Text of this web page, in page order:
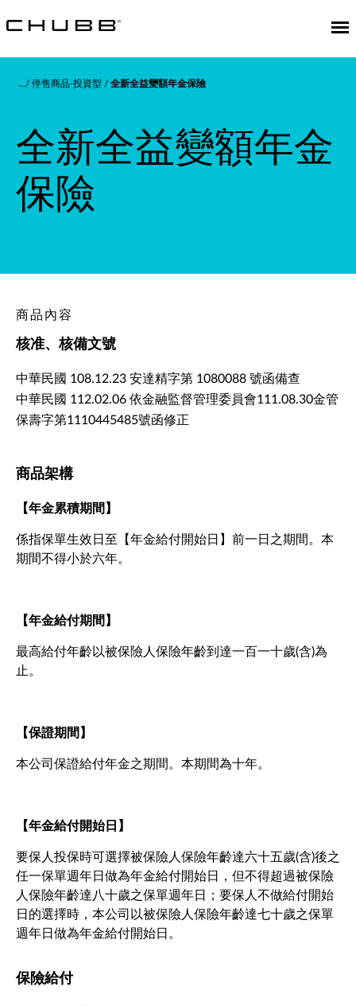
停售商品-投資型 全新全益變額年金保險
全新全益變額年金
保險
商品內容
核准、核備文號
中華民國 108.12.23 安達精字第 1080088 號函備查
中華民國 112.02.06 依金融監督管理委員會111.08.30金管
保壽字第1110445485號函修正
商品架構
【年金累積期間】
係指保單生效日至【年金給付開始日】前一日之期間。本
期間不得小於六年。
【年金給付期間】
最高給付年齡以被保險人保險年齡到達一百一十歲(含)為
止。
【保證期間】
本公司保證給付年金之期間。本期間為十年。
【年金給付開始日】
要保人投保時可選擇被保險人保險年齡達六十五歲(含)後之
任一保單週年日做為年金給付開始日，但不得超過被保險
人保險年齡達八十歲之保單週年日；要保人不做給付開始
日的選擇時，本公司以被保險人保險年齡達七十歲之保單
週年日做為年金給付開始日。
保險給付